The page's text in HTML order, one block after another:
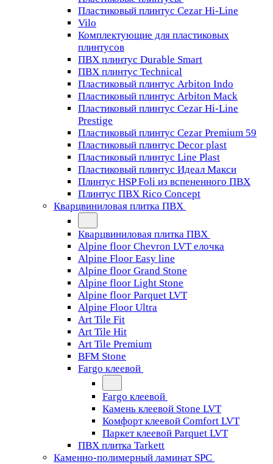
Пластиковый плинтус Cezar Hi-Line
Vilo
Комплектующие для пластиковых
плинтусов
ПВХ плинтус Durable Smart
ПВХ плинтус Technical
Пластиковый плинтус Arbiton Indo
Пластиковый плинтус Arbiton Mack
Пластиковый плинтус Cezar Hi-Line
Prestige
Пластиковый плинтус Cezar Premium 59
Пластиковый плинтус Decor plast
Пластиковый плинтус Line Plast
Пластиковый плинтус Идеал Макси
Плинтус HSP Foli из вспененного ПВХ
Плинтус ПВХ Rico Concept
Кварцвиниловая плитка ПВХ
Кварцвиниловая плитка ПВХ
Alpine floor Chevron LVT елочка
Alpine Floor Easy line
Alpine floor Grand Stone
Alpine floor Light Stone
Alpine floor Parquet LVT
Alpine Floor Ultra
Art Tile Fit
Art Tile Hit
Art Tile Premium
BFM Stone
Fargo клеевой
Fargo клеевой
Камень клеевой Stone LVT
Комфорт клеевой Comfort LVT
Паркет клеевой Parquet LVT
ПВХ плитка Tarkett
Каменно-полимерный ламинат SPC